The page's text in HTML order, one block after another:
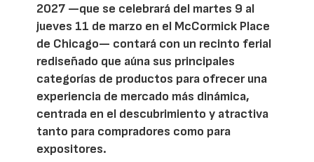
2027 —que se celebrará del martes 9 al
jueves 11 de marzo en el McCormick Place
de Chicago— contará con un recinto ferial
rediseñado que aúna sus principales
categorías de productos para ofrecer una
experiencia de mercado más dinámica,
centrada en el descubrimiento y atractiva
tanto para compradores como para
expositores.